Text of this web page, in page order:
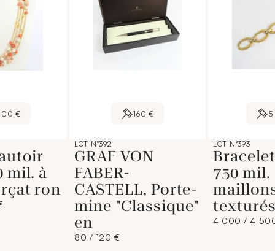
€
mil. à
ron
160 €
LOT N°392
GRAF VON
FABER-
CASTELL, Porte-
mine "Classique"
en
80 / 120 €
5
LOT N°393
750 mil.
4 000 / 4